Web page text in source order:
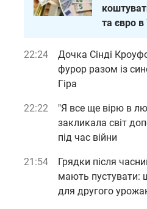
та євро в
22:24
Дочка Сінді
фурор разом із
Гіра
22:22
"Я все ще вірю в
закликала світ
під час війни
21:54
Грядки після
мають пустувати:
для другого